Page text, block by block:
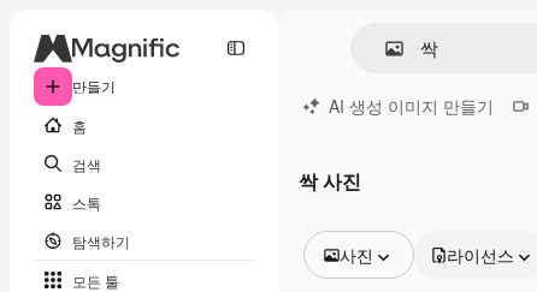
만들기
홈
검색
스톡
탐색하기
모든 툴
AI 생성 이미지 만들기
싹 사진
사진 라이선스